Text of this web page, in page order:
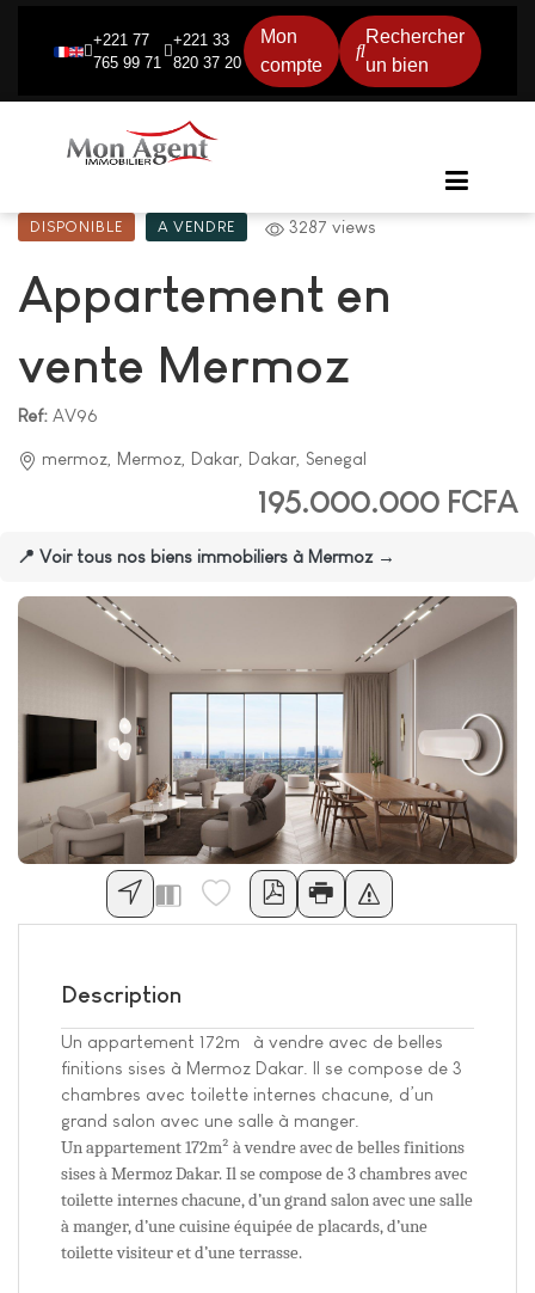
+221 77
765 99 71
+221 33
820 37 20
Mon
compte
Rechercher
un bien
DISPONIBLE A VENDRE 3287 views
Appartement en
vente Mermoz
Ref: AV96
mermoz, Mermoz, Dakar, Dakar, Senegal
195.000.000 FCFA
📍 Voir tous nos biens immobiliers à Mermoz →
Description
Un appartement 172m² à vendre avec de belles
finitions sises à Mermoz Dakar. Il se compose de 3
chambres avec toilette internes chacune, d’un
grand salon avec une salle à manger.
Un appartement 172m² à vendre avec de belles finitions
sises à Mermoz Dakar. Il se compose de 3 chambres avec
toilette internes chacune, d’un grand salon avec une salle
à manger, d’une cuisine équipée de placards, d’une
toilette visiteur et d’une terrasse.